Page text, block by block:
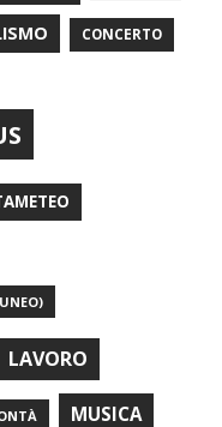
CONCERTO
LAVORO
MUSICA